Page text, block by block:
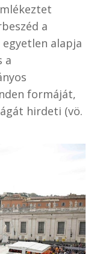
a
alapja
a
formáját,
hirdeti (vö.